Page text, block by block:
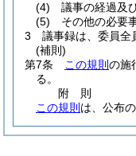
(4)
議事の経過及
(5)
その他の必要
3
議事録は、委員全
(補則)
第7条
この規則 の施
る。
附 則
この規則 は、公布